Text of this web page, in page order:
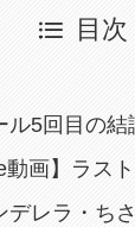
目次
ル5回目の結
動画】ラス
デレラ・ち